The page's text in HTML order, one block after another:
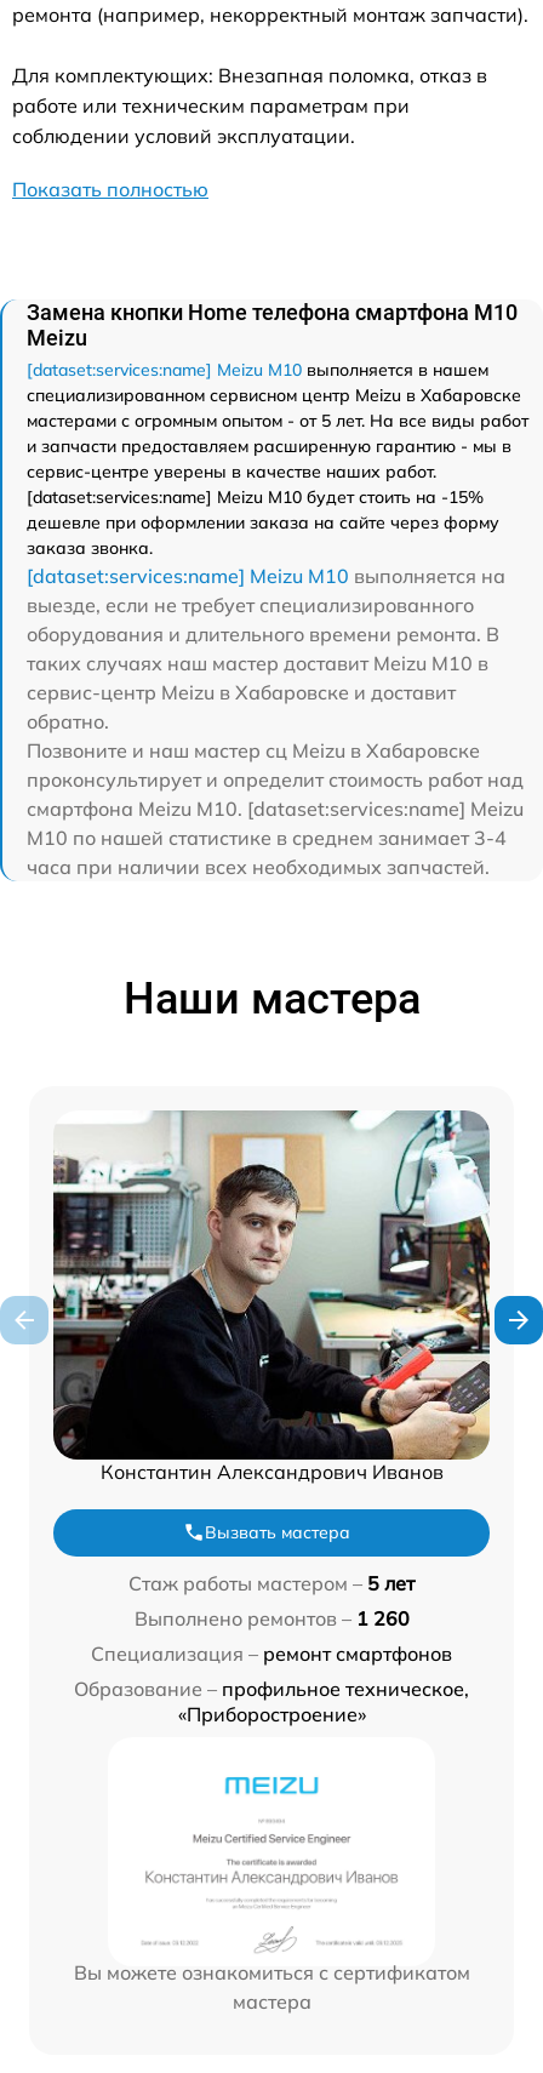
ремонта (например, некорректный монтаж запчасти).
Для комплектующих: Внезапная поломка, отказ в
работе или техническим параметрам при
соблюдении условий эксплуатации.
Показать полностью
Замена кнопки Home телефона смартфона M10
Meizu
[dataset:services:name] Meizu M10 выполняется в нашем
специализированном сервисном центр Meizu в Хабаровске
мастерами с огромным опытом - от 5 лет. На все виды работ
и запчасти предоставляем расширенную гарантию - мы в
сервис-центре уверены в качестве наших работ.
[dataset:services:name] Meizu M10 будет стоить на -15%
дешевле при оформлении заказа на сайте через форму
заказа звонка.
[dataset:services:name] Meizu M10 выполняется на
выезде, если не требует специализированного
оборудования и длительного времени ремонта. В
таких случаях наш мастер доставит Meizu M10 в
сервис-центр Meizu в Хабаровске и доставит
обратно.
Позвоните и наш мастер сц Meizu в Хабаровске
проконсультирует и определит стоимость работ над
смартфона Meizu M10. [dataset:services:name] Meizu
M10 по нашей статистике в среднем занимает 3-4
часа при наличии всех необходимых запчастей.
Наши мастера
Константин Александрович Иванов
Вызвать мастера
Стаж работы мастером – 5 лет
Выполнено ремонтов – 1 260
Специализация – ремонт смартфонов
Образование – профильное техническое,
«Приборостроение»
Вы можете ознакомиться с сертификатом
мастера